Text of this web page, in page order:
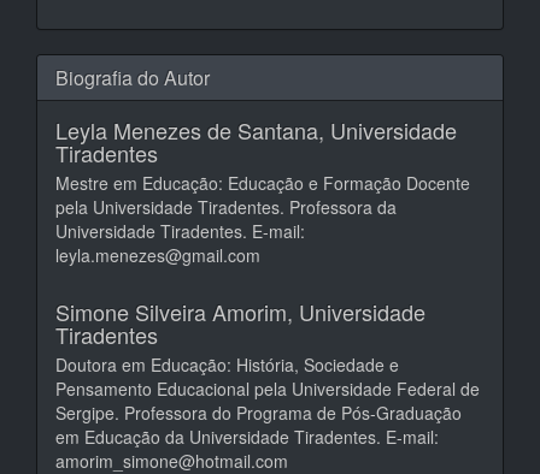
Biografia do Autor
Leyla Menezes de Santana, Universidade
Tiradentes
Mestre em Educação: Educação e Formação Docente
pela Universidade Tiradentes. Professora da
Universidade Tiradentes. E-mail:
leyla.menezes@gmail.com
Simone Silveira Amorim, Universidade
Tiradentes
Doutora em Educação: História, Sociedade e
Pensamento Educacional pela Universidade Federal de
Sergipe. Professora do Programa de Pós-Graduação
em Educação da Universidade Tiradentes. E-mail:
amorim_simone@hotmail.com